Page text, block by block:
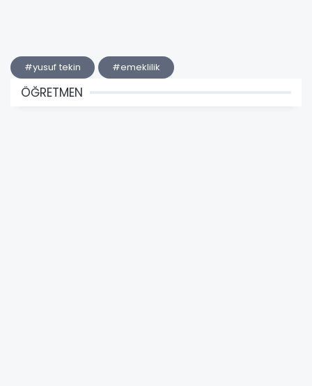
#yusuf tekin #emeklilik
ÖĞRETMEN